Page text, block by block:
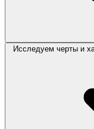
Исследуем черты и